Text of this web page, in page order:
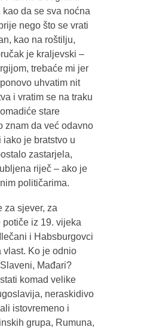
da se sva noćna
nego što se vrati
kao na roštilju,
je kraljevski –
trebaće mi jer
uhvatim nit
i vratim se na traku
stare
znam da već odavno
iako je bratstvo u
zastarjela,
riječ – ako je
političarima.
za sjever, za
potiče iz 19. vijeka
i Habsburgovci
vlast. Ko je odnio
Mađari?
komad velike
neraskidivo
istovremeno i
grupa, Rumuna,